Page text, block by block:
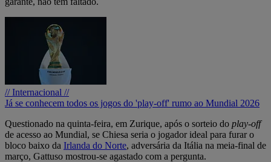
// Internacional //
Já se conhecem todos os jogos do 'play-off' rumo ao Mundial 2026
Questionado na quinta-feira, em Zurique, após o sorteio do play-off
de acesso ao Mundial, se Chiesa seria o jogador ideal para furar o
bloco baixo da Irlanda do Norte, adversária da Itália na meia-final de
março, Gattuso mostrou-se agastado com a pergunta.